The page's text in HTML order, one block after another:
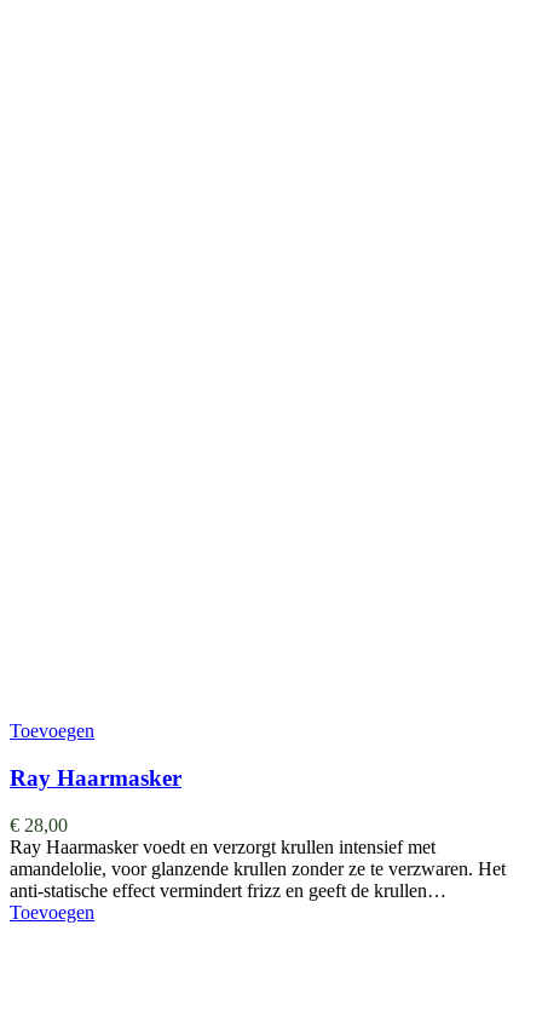
Toevoegen
Ray Haarmasker
€ 28,00
Ray Haarmasker voedt en verzorgt krullen intensief met
amandelolie, voor glanzende krullen zonder ze te verzwaren. Het
anti-statische effect vermindert frizz en geeft de krullen…
Toevoegen